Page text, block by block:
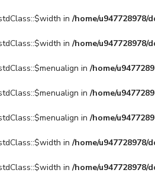
in/home/
in/home/
in/home/
in/home/
in/home/
in/home/
in/home/